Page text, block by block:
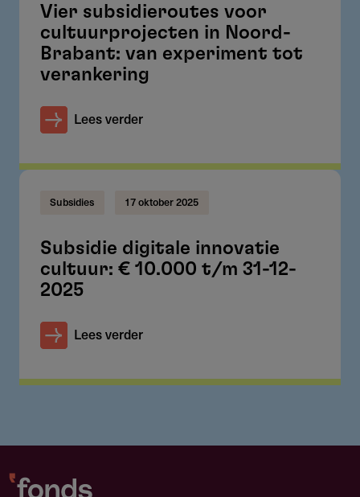
Vier subsidieroutes voor
cultuurprojecten in Noord-
Brabant: van experiment tot
verankering
Lees verder
Subsidies 17 oktober 2025
Subsidie digitale innovatie
cultuur: € 10.000 t/m 31-12-
2025
Lees verder